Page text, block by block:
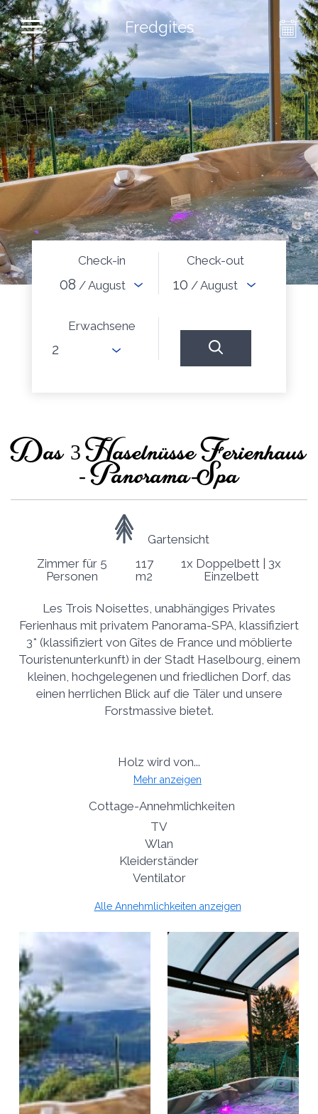
Fredgites
Check-in
08 / August
Check-out
10 / August
Erwachsene
Das 3 Haselnüsse Ferienhaus
- Panorama-Spa
Gartensicht
Zimmer für 5
Personen
117
m2
1x Doppelbett
3x
Einzelbett
Les Trois Noisettes, unabhängiges Privates
Ferienhaus mit privatem Panorama-SPA, klassifiziert
3* (klassifiziert von Gîtes de France und möblierte
Touristenunterkunft) in der Stadt Haselbourg, einem
kleinen, hochgelegenen und friedlichen Dorf, das
einen herrlichen Blick auf die Täler und unsere
Forstmassive bietet.
Holz wird von...
Mehr anzeigen
Cottage-Annehmlichkeiten
TV
Wlan
Kleiderständer
Ventilator
Alle Annehmlichkeiten anzeigen